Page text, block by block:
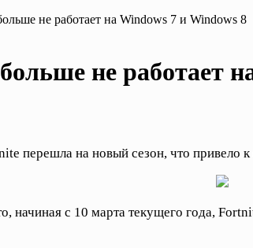
не работает на Windows 7 и Windows 8
не работает
перешла на новый сезон, что привело
начиная с 10 марта текущего года,